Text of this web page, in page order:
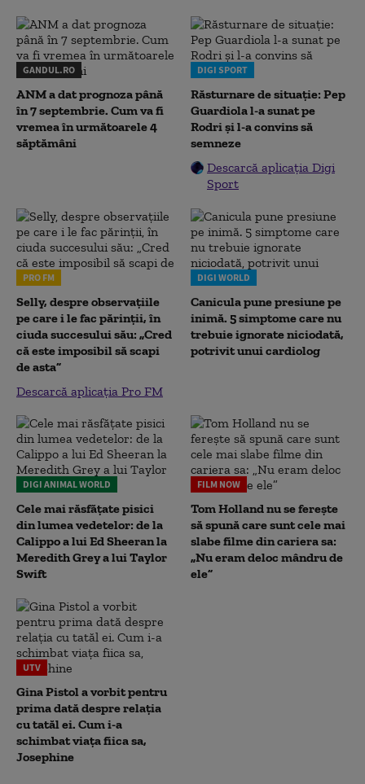
GANDUL.RO
ANM a dat prognoza până
în 7 septembrie. Cum va fi
vremea în următoarele 4
săptămâni
DIGI SPORT
Răsturnare de situație: Pep
Guardiola l-a sunat pe
Rodri și l-a convins să
semneze
Descarcă aplicația Digi
Sport
PRO FM
Selly, despre observațiile
pe care i le fac părinții, în
ciuda succesului său: „Cred
că este imposibil să scapi
de asta”
Descarcă aplicația Pro FM
DIGI WORLD
Canicula pune presiune pe
inimă. 5 simptome care nu
trebuie ignorate niciodată,
potrivit unui cardiolog
DIGI ANIMAL WORLD
Cele mai răsfățate pisici
din lumea vedetelor: de la
Calippo a lui Ed Sheeran la
Meredith Grey a lui Taylor
Swift
FILM NOW
Tom Holland nu se ferește
să spună care sunt cele mai
slabe filme din cariera sa:
„Nu eram deloc mândru de
ele”
UTV
Gina Pistol a vorbit pentru
prima dată despre relația
cu tatăl ei. Cum i-a
schimbat viața fiica sa,
Josephine